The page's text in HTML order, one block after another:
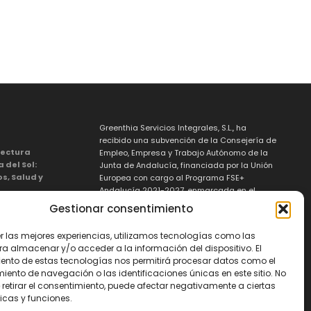
Gestionar consentimiento
las mejores experiencias, utilizamos tecnologías como las
almacenar y/o acceder a la información del dispositivo. El
de estas tecnologías nos permitirá procesar datos como el
de navegación o las identificaciones únicas en este sitio. No
el consentimiento, puede afectar negativamente a ciertas
y funciones.
del Sol:
Salud y
de lujo
Deja
Greenthia Servicios Integrales, S.L., ha
recibido una subvención de la Consejería de
Empleo, Empresa y Trabajo Autónomo de la
Junta de Andalucía, financiada por la Unión
Europea con cargo al Programa FSE+
Andalucía 2021-2027, enmarcada en el
Programa Emplea-T, para la inserción
laboral y el fomento de la contratación en el
Andalucía.
Línea 2. Incentivo a la segunda o sucesivas
contrataciones indefinidas ordinarias por
parte de personas trabajadoras autónomas,